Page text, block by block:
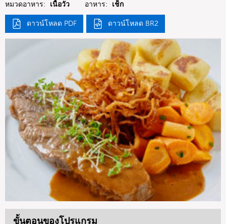
หมวดอาหาร: เนื้อวัว อาหาร: เช็ก
ดาวน์โหลด PDF ดาวน์โหลด BR2
ขั้นตอนของโปรแกรม